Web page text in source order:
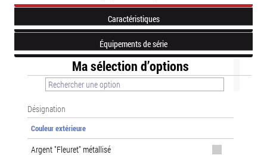
Caractéristiques
Équipements de série
Ma sélection d’options
Désignation
Couleur extérieure
Argent "Fleuret" métallisé